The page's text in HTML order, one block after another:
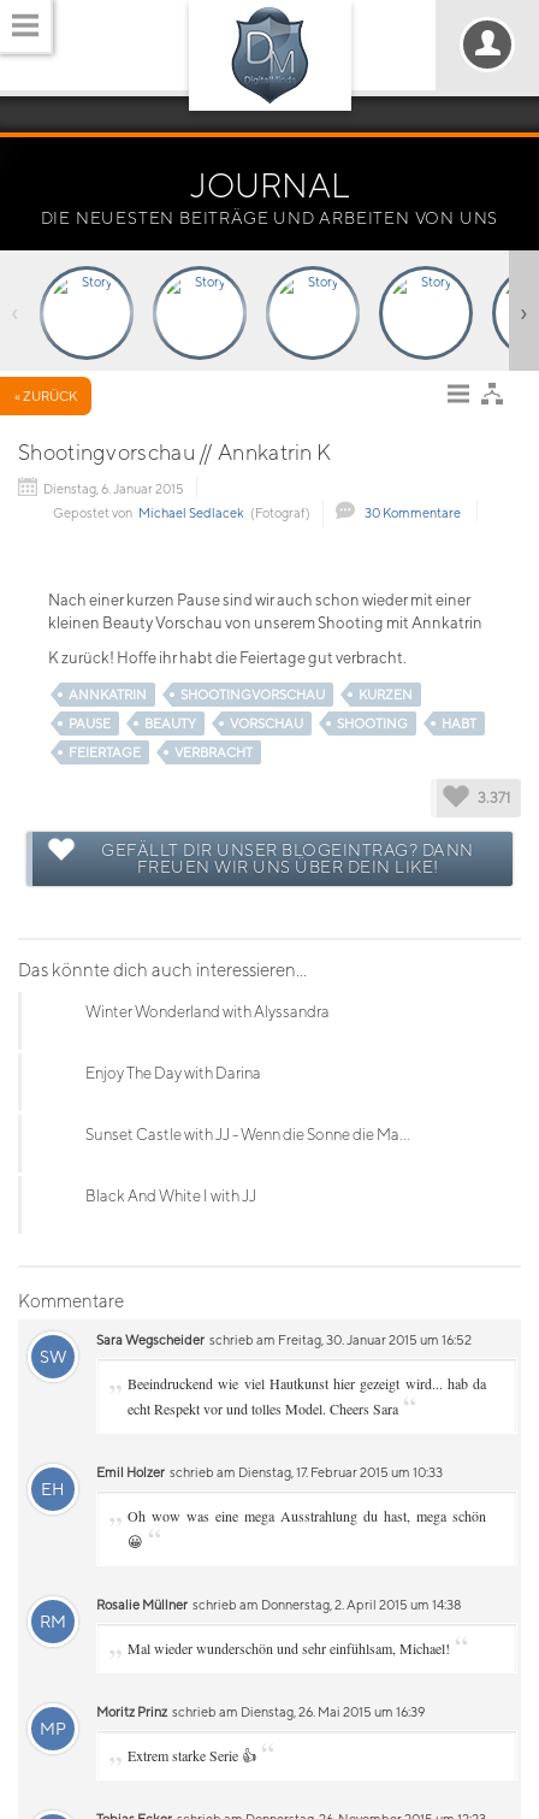
JOURNAL
DIE NEUESTEN BEITRÄGE UND ARBEITEN VON UNS
‹ ›
« ZURÜCK
Shootingvorschau // Annkatrin K
Dienstag, 6. Januar 2015
Gepostet von Michael Sedlacek (Fotograf) 30 Kommentare
Nach einer kurzen Pause sind wir auch schon wieder mit einer
kleinen Beauty Vorschau von unserem Shooting mit Annkatrin
K zurück! Hoffe ihr habt die Feiertage gut verbracht.
ANNKATRIN SHOOTINGVORSCHAU
KURZEN
PAUSE
BEAUTY VORSCHAU SHOOTING
HABT
FEIERTAGE
VERBRACHT
3.371
GEFÄLLT DIR UNSER BLOGEINTRAG? DANN
FREUEN WIR UNS ÜBER DEIN LIKE!
Das könnte dich auch interessieren...
Winter Wonderland with Alyssandra
Enjoy The Day with Darina
Sunset Castle with JJ - Wenn die Sonne die Ma...
Black And White I with JJ
Kommentare
SW
Sara Wegscheider schrieb am Freitag, 30. Januar 2015 um 16:52
„ Beeindruckend wie viel Hautkunst hier gezeigt wird... hab da
echt Respekt vor und tolles Model. Cheers Sara “
EH
Emil Holzer schrieb am Dienstag, 17. Februar 2015 um 10:33
„ Oh wow was eine mega Ausstrahlung du hast, mega schön
😀 “
RM
Rosalie Müllner schrieb am Donnerstag, 2. April 2015 um 14:38
„ Mal wieder wunderschön und sehr einfühlsam, Michael! “
MP
Moritz Prinz schrieb am Dienstag, 26. Mai 2015 um 16:39
„ Extrem starke Serie 👍 “